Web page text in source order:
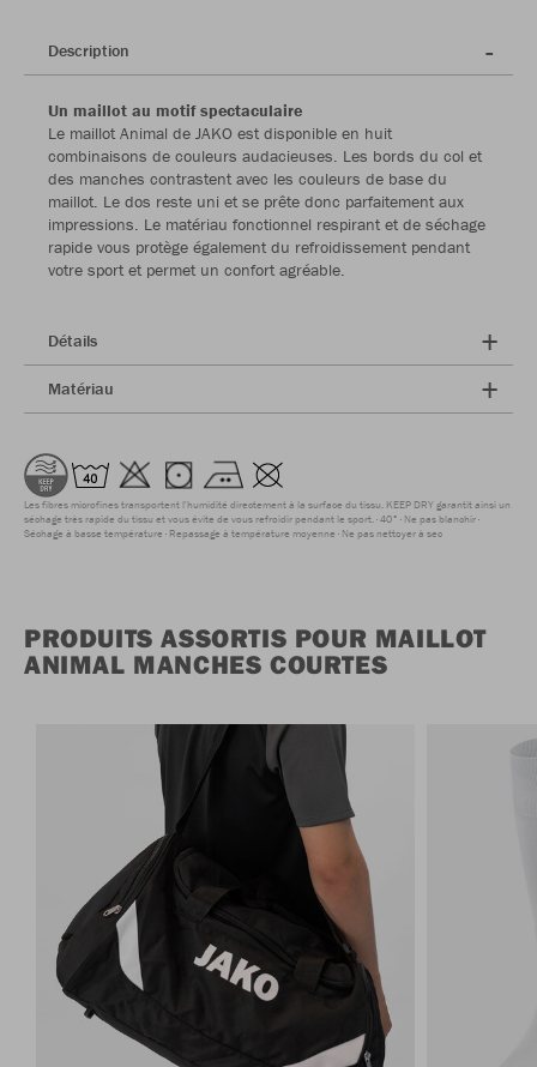
Description
Un maillot au motif spectaculaire
Le maillot Animal de JAKO est disponible en huit
combinaisons de couleurs audacieuses. Les bords du col et
des manches contrastent avec les couleurs de base du
maillot. Le dos reste uni et se prête donc parfaitement aux
impressions. Le matériau fonctionnel respirant et de séchage
rapide vous protège également du refroidissement pendant
votre sport et permet un confort agréable.
Détails
Matériau
Les fibres microfines transportent l'humidité directement à la surface du tissu. KEEP DRY garantit ainsi un
séchage très rapide du tissu et vous évite de vous refroidir pendant le sport. 40° Ne pas blanchir
Séchage à basse température Repassage à température moyenne Ne pas nettoyer à sec
PRODUITS ASSORTIS POUR MAILLOT
ANIMAL MANCHES COURTES